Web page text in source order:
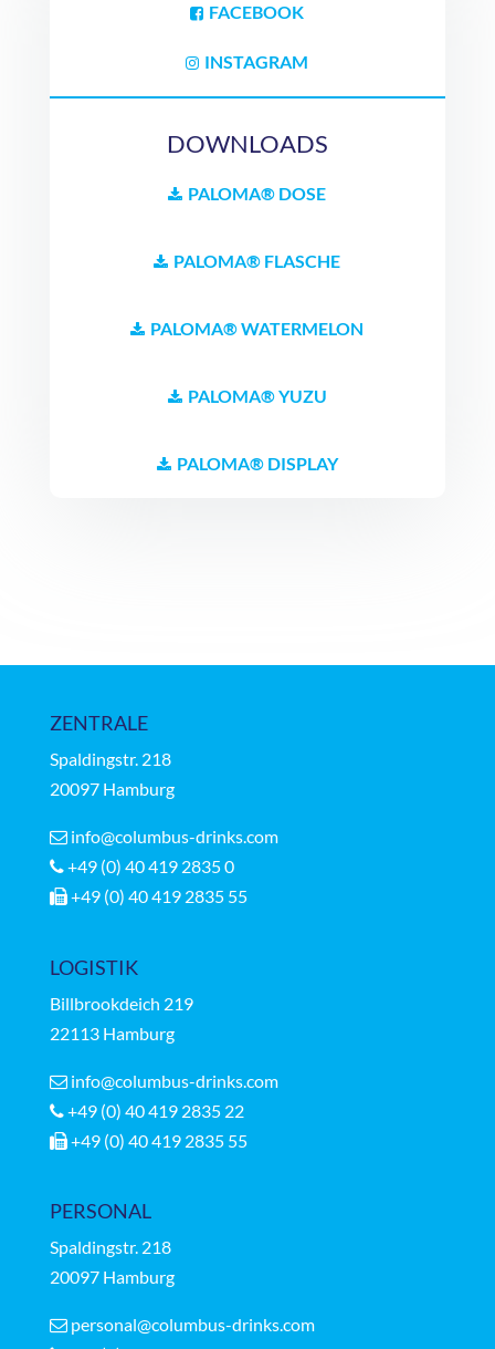
FACEBOOK
INSTAGRAM
DOWNLOADS
PALOMA® DOSE
PALOMA® FLASCHE
PALOMA® WATERMELON
PALOMA® YUZU
PALOMA® DISPLAY
ZENTRALE
Spaldingstr. 218
20097 Hamburg
info@columbus-drinks.com
+49 (0) 40 419 2835 0
+49 (0) 40 419 2835 55
LOGISTIK
Billbrookdeich 219
22113 Hamburg
info@columbus-drinks.com
+49 (0) 40 419 2835 22
+49 (0) 40 419 2835 55
PERSONAL
Spaldingstr. 218
20097 Hamburg
personal@columbus-drinks.com